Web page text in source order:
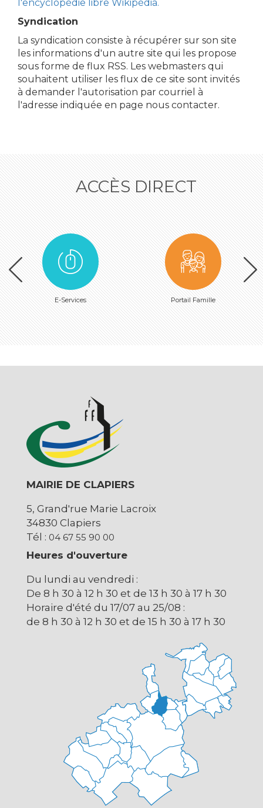
l'encyclopédie libre Wikipédia.
Syndication
La syndication consiste à récupérer sur son site
les informations d'un autre site qui les propose
sous forme de flux RSS. Les webmasters qui
souhaitent utiliser les flux de ce site sont invités
à demander l'autorisation par courriel à
l'adresse indiquée en page nous contacter.
ACCÈS DIRECT
E-Services Portail Famille
MAIRIE DE CLAPIERS
5, Grand'rue Marie Lacroix
34830 Clapiers
Tél : 04 67 55 90 00
Heures d'ouverture
Du lundi au vendredi :
De 8 h 30 à 12 h 30 et de 13 h 30 à 17 h 30
Horaire d'été du 17/07 au 25/08 :
de 8 h 30 à 12 h 30 et de 15 h 30 à 17 h 30